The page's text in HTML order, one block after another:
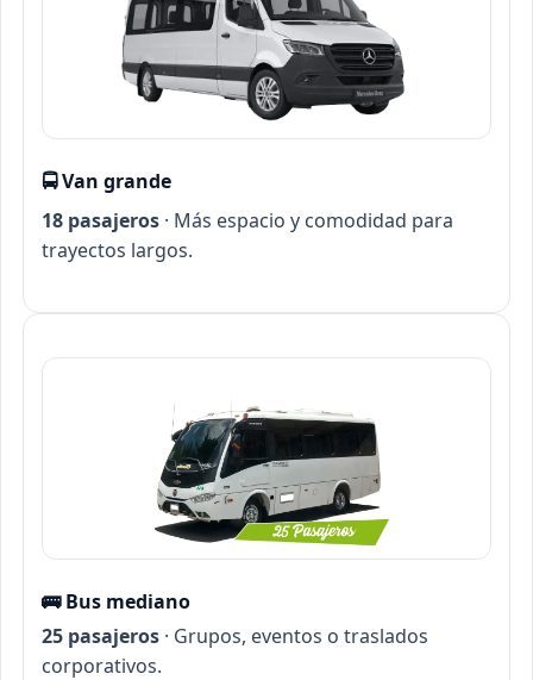
🚍 Van grande
18 pasajeros· Más espacio y comodidad para
trayectos largos.
🚌 Bus mediano
25 pasajeros· Grupos, eventos o traslados
corporativos.